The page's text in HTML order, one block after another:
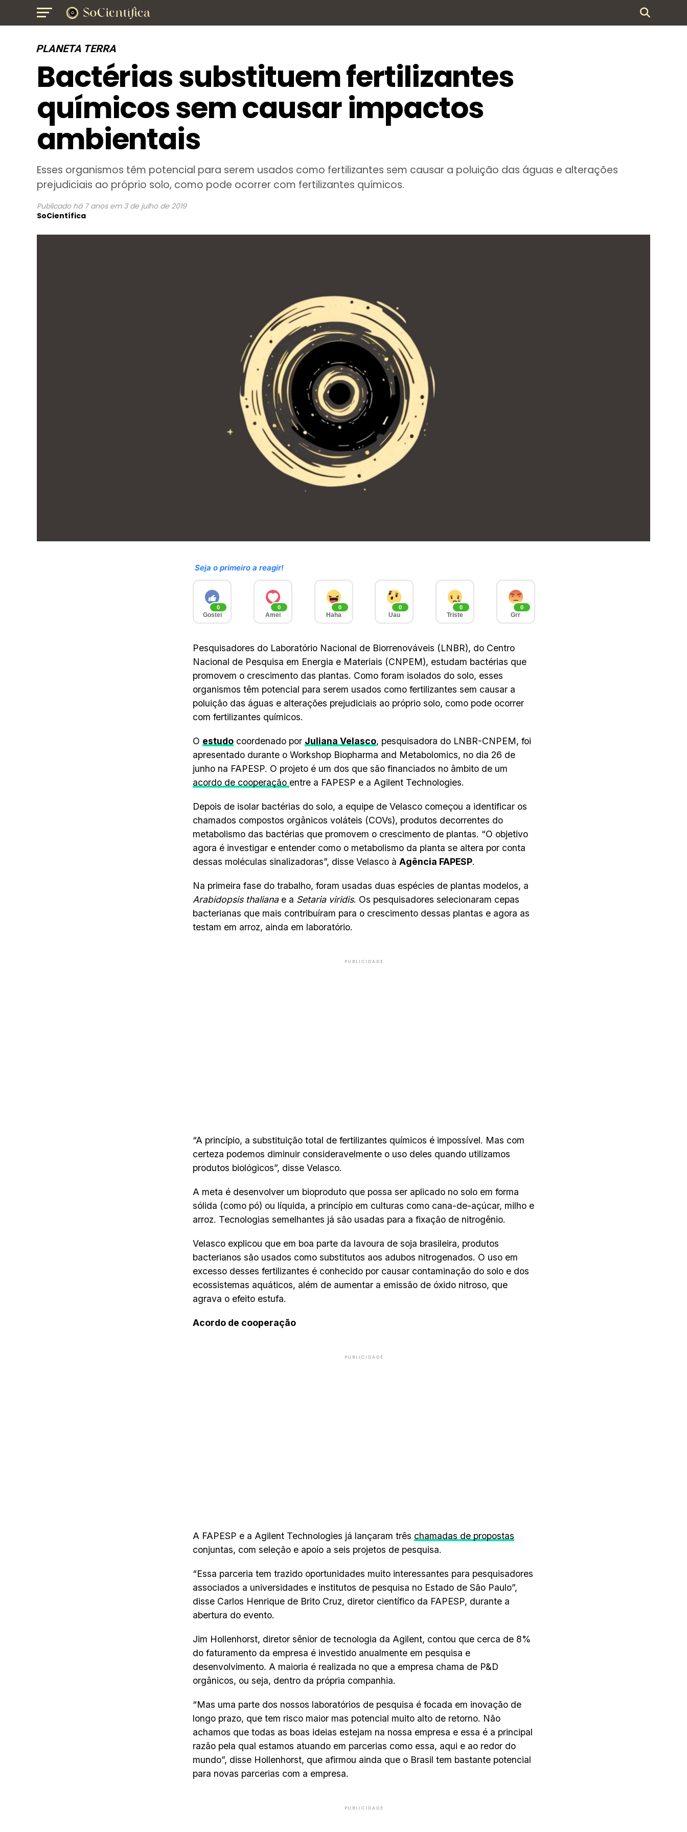
PLANETA TERRA
Bactérias substituem fertilizantes
químicos sem causar impactos
ambientais
Esses organismos têm potencial para serem usados como fertilizantes sem causar a poluição das águas e alterações
prejudiciais ao próprio solo, como pode ocorrer com fertilizantes químicos.
Publicado há 7 anos em 3 de julho de 2019
SoCientífica
Seja o primeiro a reagir!
0
Gostei
0
Amei
0
Haha
0
Uau
0
Triste
0
Grr
Pesquisadores do Laboratório Nacional de Biorrenováveis (LNBR), do Centro
Nacional de Pesquisa em Energia e Materiais (CNPEM), estudam bactérias que
promovem o crescimento das plantas. Como foram isolados do solo, esses
organismos têm potencial para serem usados como fertilizantes sem causar a
poluição das águas e alterações prejudiciais ao próprio solo, como pode ocorrer
com fertilizantes químicos.
O estudo coordenado por Juliana Velasco, pesquisadora do LNBR-CNPEM, foi
apresentado durante o Workshop Biopharma and Metabolomics, no dia 26 de
junho na FAPESP. O projeto é um dos que são financiados no âmbito de um
acordo de cooperação entre a FAPESP e a Agilent Technologies.
Depois de isolar bactérias do solo, a equipe de Velasco começou a identificar os
chamados compostos orgânicos voláteis (COVs), produtos decorrentes do
metabolismo das bactérias que promovem o crescimento de plantas. “O objetivo
agora é investigar e entender como o metabolismo da planta se altera por conta
dessas moléculas sinalizadoras”, disse Velasco à Agência FAPESP.
Na primeira fase do trabalho, foram usadas duas espécies de plantas modelos, a
Arabidopsis thalianae a Setaria viridis. Os pesquisadores selecionaram cepas
bacterianas que mais contribuíram para o crescimento dessas plantas e agora as
testam em arroz, ainda em laboratório.
PUBLICIDADE
“A princípio, a substituição total de fertilizantes químicos é impossível. Mas com
certeza podemos diminuir consideravelmente o uso deles quando utilizamos
produtos biológicos”, disse Velasco.
A meta é desenvolver um bioproduto que possa ser aplicado no solo em forma
sólida (como pó) ou líquida, a princípio em culturas como cana-de-açúcar, milho e
arroz. Tecnologias semelhantes já são usadas para a fixação de nitrogênio.
Velasco explicou que em boa parte da lavoura de soja brasileira, produtos
bacterianos são usados como substitutos aos adubos nitrogenados. O uso em
excesso desses fertilizantes é conhecido por causar contaminação do solo e dos
ecossistemas aquáticos, além de aumentar a emissão de óxido nitroso, que
agrava o efeito estufa.
Acordo de cooperação
PUBLICIDADE
A FAPESP e a Agilent Technologies já lançaram três chamadas de propostas
conjuntas, com seleção e apoio a seis projetos de pesquisa.
“Essa parceria tem trazido oportunidades muito interessantes para pesquisadores
associados a universidades e institutos de pesquisa no Estado de São Paulo”,
disse Carlos Henrique de Brito Cruz, diretor científico da FAPESP, durante a
abertura do evento.
Jim Hollenhorst, diretor sênior de tecnologia da Agilent, contou que cerca de 8%
do faturamento da empresa é investido anualmente em pesquisa e
desenvolvimento. A maioria é realizada no que a empresa chama de P&D
orgânicos, ou seja, dentro da própria companhia.
“Mas uma parte dos nossos laboratórios de pesquisa é focada em inovação de
longo prazo, que tem risco maior mas potencial muito alto de retorno. Não
achamos que todas as boas ideias estejam na nossa empresa e essa é a principal
razão pela qual estamos atuando em parcerias como essa, aqui e ao redor do
mundo”, disse Hollenhorst, que afirmou ainda que o Brasil tem bastante potencial
para novas parcerias com a empresa.
PUBLICIDADE